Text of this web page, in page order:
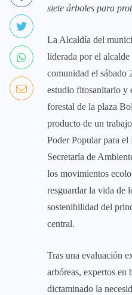
siete árboles para
La Alcaldía del
liderada por el
comunidad el sábado
estudio fitosanitario y
forestal de la plaza
producto de un
Poder Popular para
Secretaría de
los movimientos
resguardar la vida de
sostenibilidad del
central.
Tras una evaluación
arbóreas, expertos en
dictaminado la